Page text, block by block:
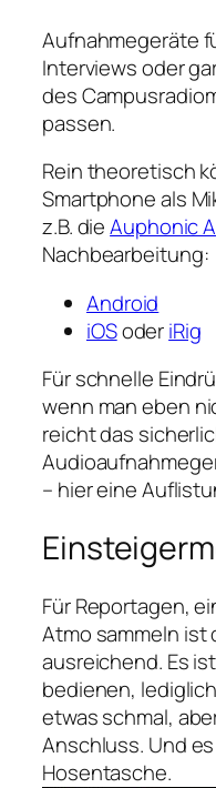
Aufnahmegeräte
Interviews oder
des
passen.
Rein theoretisch
Smartphone als
z.B. dieAuphonic
Nachbearbeitung:
Android
iOSoderiRig
Für schnelle
wenn man eben
reicht das
– hier eine
Für Reportagen,
Atmo sammeln ist
ausreichend. Es
bedienen,
etwas schmal,
Anschluss. Und
Hosentasche.